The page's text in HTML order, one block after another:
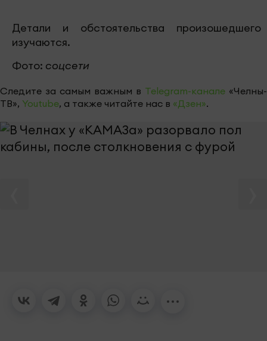
Детали и обстоятельства произошедшего
изучаются.
Фото: соцсети
Следите за самым важным в Telegram-канале «Челны-
ТВ», Youtube, а также читайте нас в «Дзен».